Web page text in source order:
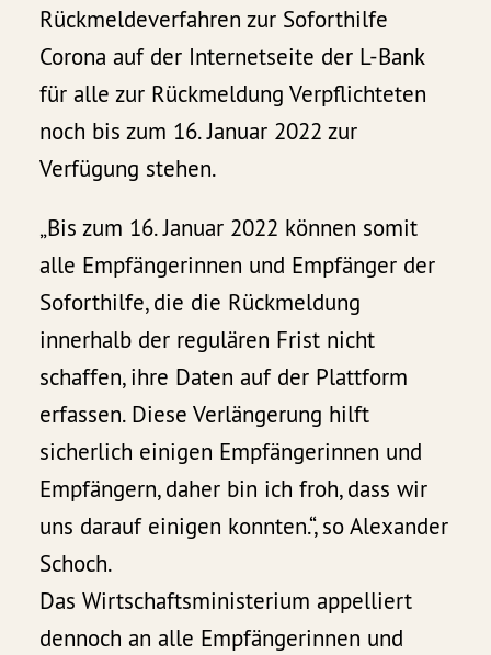
Rückmeldeverfahren zur Soforthilfe
Corona auf der Internetseite der L-Bank
für alle zur Rückmeldung Verpflichteten
noch bis zum 16. Januar 2022 zur
Verfügung stehen.
„Bis zum 16. Januar 2022 können somit
alle Empfängerinnen und Empfänger der
Soforthilfe, die die Rückmeldung
innerhalb der regulären Frist nicht
schaffen, ihre Daten auf der Plattform
erfassen. Diese Verlängerung hilft
sicherlich einigen Empfängerinnen und
Empfängern, daher bin ich froh, dass wir
uns darauf einigen konnten.“, so Alexander
Schoch.
Das Wirtschaftsministerium appelliert
dennoch an alle Empfängerinnen und